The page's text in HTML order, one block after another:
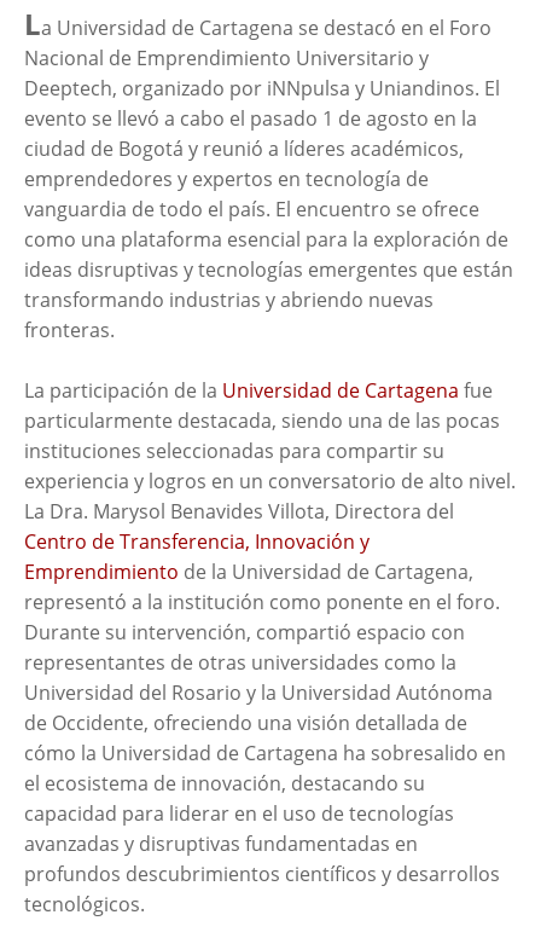
La Universidad de Cartagena se destacó en el Foro
Nacional de Emprendimiento Universitario y
Deeptech, organizado por iNNpulsa y Uniandinos. El
evento se llevó a cabo el pasado 1 de agosto en la
ciudad de Bogotá y reunió a líderes académicos,
emprendedores y expertos en tecnología de
vanguardia de todo el país. El encuentro se ofrece
como una plataforma esencial para la exploración de
ideas disruptivas y tecnologías emergentes que están
transformando industrias y abriendo nuevas
fronteras.
La participación de la Universidad de Cartagena fue
particularmente destacada, siendo una de las pocas
instituciones seleccionadas para compartir su
experiencia y logros en un conversatorio de alto nivel.
La Dra. Marysol Benavides Villota, Directora del
Centro de Transferencia, Innovación y
Emprendimiento de la Universidad de Cartagena,
representó a la institución como ponente en el foro.
Durante su intervención, compartió espacio con
representantes de otras universidades como la
Universidad del Rosario y la Universidad Autónoma
de Occidente, ofreciendo una visión detallada de
cómo la Universidad de Cartagena ha sobresalido en
el ecosistema de innovación, destacando su
capacidad para liderar en el uso de tecnologías
avanzadas y disruptivas fundamentadas en
profundos descubrimientos científicos y desarrollos
tecnológicos.